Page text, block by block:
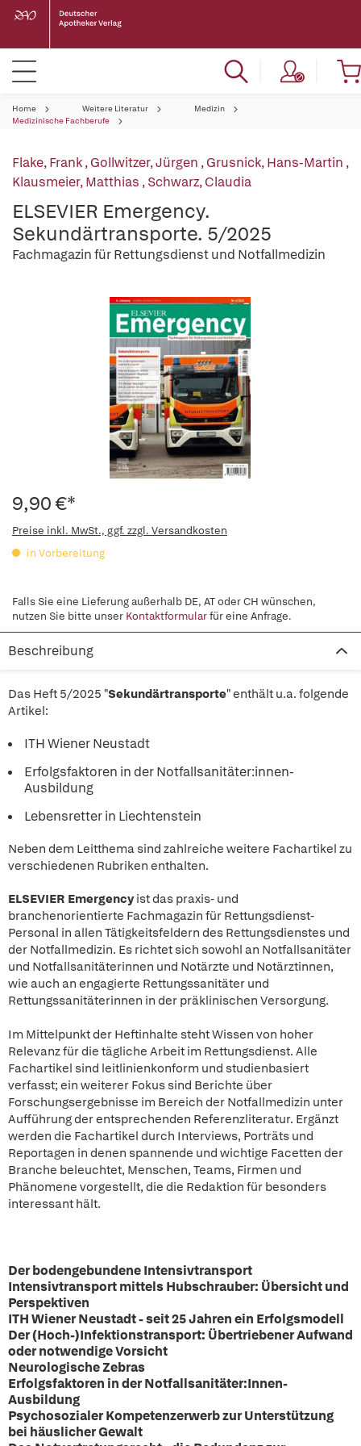
Home Weitere Literatur
Medizin
Medizinische Fachberufe
Flake, Frank,Gollwitzer, Jürgen ,Grusnick, Hans-Martin ,
Klausmeier, Matthias ,Schwarz, Claudia
ELSEVIER Emergency.
Sekundärtransporte. 5/2025
Fachmagazin für Rettungsdienst und Notfallmedizin
9,90 €*
Preise inkl. MwSt., ggf. zzgl. Versandkosten
in Vorbereitung
Falls Sie eine Lieferung außerhalb DE, AT oder CH wünschen,
nutzen Sie bitte unser Kontaktformularfür eine Anfrage.
Beschreibung
Das Heft 5/2025 "Sekundärtransporte" enthält u.a. folgende
Artikel:
ITH Wiener Neustadt
Erfolgsfaktoren in der Notfallsanitäter:innen-
Ausbildung
Lebensretter in Liechtenstein
Neben dem Leitthema sind zahlreiche weitere Fachartikel zu
verschiedenen Rubriken enthalten.
ELSEVIER Emergencyist das praxis- und
branchenorientierte Fachmagazin für Rettungsdienst-
Personal in allen Tätigkeitsfeldern des Rettungsdienstes und
der Notfallmedizin. Es richtet sich sowohl an Notfallsanitäter
und Notfallsanitäterinnen und Notärzte und Notärztinnen,
wie auch an engagierte Rettungssanitäter und
Rettungssanitäterinnen in der präklinischen Versorgung.
Im Mittelpunkt der Heftinhalte steht Wissen von hoher
Relevanz für die tägliche Arbeit im Rettungsdienst. Alle
Fachartikel sind leitlinienkonform und studienbasiert
verfasst; ein weiterer Fokus sind Berichte über
Forschungsergebnisse im Bereich der Notfallmedizin unter
Aufführung der entsprechenden Referenzliteratur. Ergänzt
werden die Fachartikel durch Interviews, Porträts und
Reportagen in denen spannende und wichtige Facetten der
Branche beleuchtet, Menschen, Teams, Firmen und
Phänomene vorgestellt, die die Redaktion für besonders
interessant hält.
Der bodengebundene Intensivtransport
Intensivtransport mittels Hubschrauber: Übersicht und
Perspektiven
ITH Wiener Neustadt - seit 25 Jahren ein Erfolgsmodell
Der (Hoch-)Infektionstransport: Übertriebener Aufwand
oder notwendige Vorsicht
Neurologische Zebras
Erfolgsfaktoren in der Notfallsanitäter:Innen-
Ausbildung
Psychosozialer Kompetenzerwerb zur Unterstützung
bei häuslicher Gewalt